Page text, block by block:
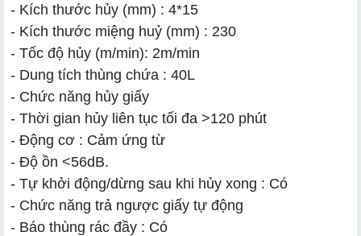
- Kích thước hủy (mm) : 4*15
- Kích thước miệng huỷ (mm) : 230
- Tốc độ hủy (m/min): 2m/min
- Dung tích thùng chứa : 40L
- Chức năng hủy giấy
- Thời gian hủy liên tục tối đa >120 phút
- Động cơ : Cảm ứng từ
- Độ ồn <56dB.
- Tự khởi động/dừng sau khi hủy xong : Có
- Chức năng trả ngược giấy tự động
- Báo thùng rác đầy : Có